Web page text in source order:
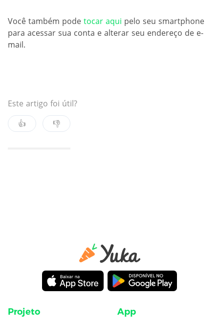
Você também pode tocar aqui pelo seu smartphone
para acessar sua conta e alterar seu endereço de e-
mail.
Este artigo foi útil?
👍
👎
Projeto App